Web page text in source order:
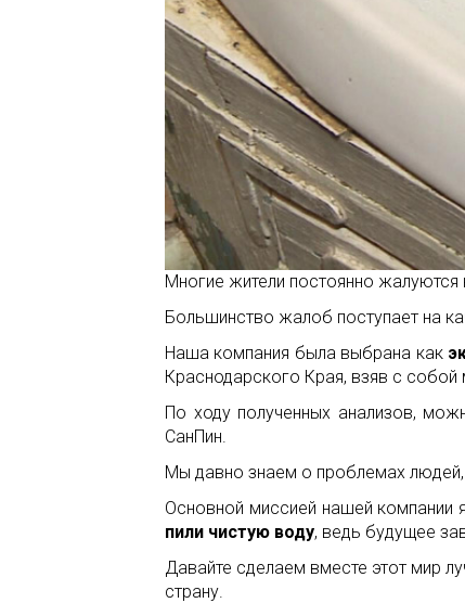
Многие жители постоянно жалуются
Большинство жалоб поступает на
Наша компания была выбрана как
Краснодарского Края, взяв с
По ходу полученных анализов,
СанПин.
Мы давно знаем о проблемах
Основной миссией нашей компании
пили чистую воду, ведь будущее
Давайте сделаем вместе этот мир
страну.